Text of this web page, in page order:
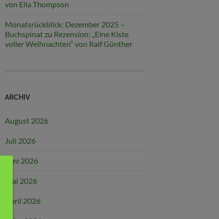
von Ella Thompson
Monatsrückblick: Dezember 2025 –
Buchspinat zu Rezension: „Eine Kiste
voller Weihnachten“ von Ralf Günther
ARCHIV
August 2026
Juli 2026
Juni 2026
Mai 2026
April 2026